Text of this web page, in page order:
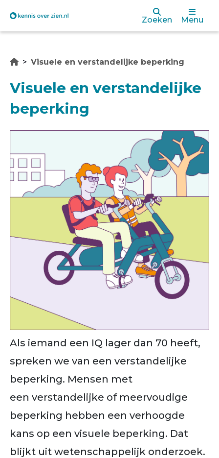
Overslaan
de
inhoud
gaan
Zoeken Menu
Visuele en verstandelijke beperking
Visuele en verstandelijke
beperking
Als iemand een IQ lager dan 70 heeft,
spreken we van een verstandelijke
beperking. Mensen met
een verstandelijke of meervoudige
beperking hebben een verhoogde
kans op een visuele beperking. Dat
blijkt uit wetenschappelijk onderzoek.